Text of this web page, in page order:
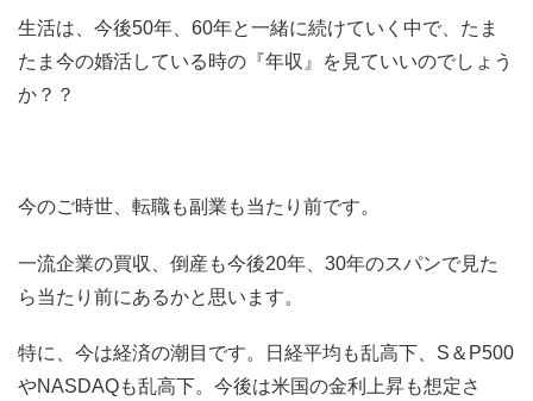
生活は、今後50年、60年と一緒に続けていく中で、たま
たま今の婚活している時の『年収』を見ていいのでしょう
か？？
今のご時世、転職も副業も当たり前です。
一流企業の買収、倒産も今後20年、30年のスパンで見た
ら当たり前にあるかと思います。
特に、今は経済の潮目です。日経平均も乱高下、S＆P500
やNASDAQも乱高下。今後は米国の金利上昇も想定さ